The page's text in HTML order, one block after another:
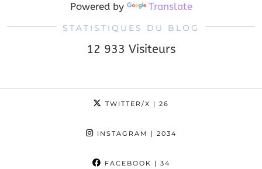
Powered by Translate
STATISTIQUES DU BLOG
12 933 Visiteurs
TWITTER/X | 26
INSTAGRAM | 2034
FACEBOOK | 34